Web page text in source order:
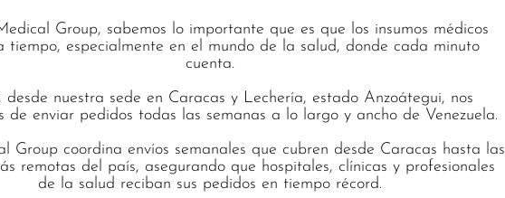
Group, sabemos lo importante que es que los insumos médicos
tiempo, especialmente en el mundo de la salud, donde cada minuto
cuenta.
desde nuestra sede en Caracas y Lechería, estado Anzoátegui, nos
de enviar pedidos todas las semanas a lo largo y ancho de Venezuela.
Group coordina envíos semanales que cubren desde Caracas hasta las
remotas del país, asegurando que hospitales, clínicas y profesionales
de la salud reciban sus pedidos en tiempo récord.